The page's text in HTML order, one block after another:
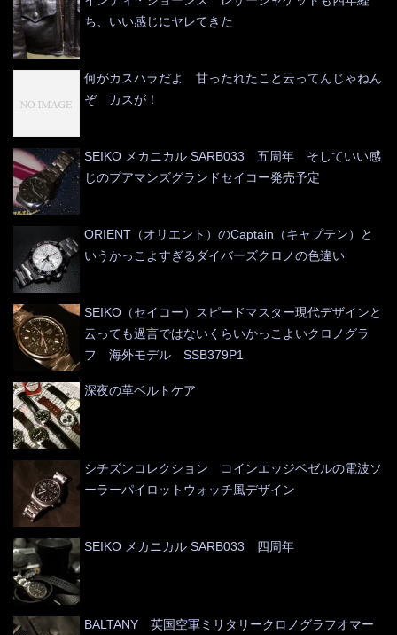
ち、いい感じにヤレてきた
何がカスハラだよ 甘ったれたこと云ってんじゃねん
ぞ カスが！
SEIKO メカニカル SARB033 五周年 そしていい感
じのプアマンズグランドセイコー発売予定
ORIENT（オリエント）のCaptain（キャプテン）と
いうかっこよすぎるダイバーズクロノの色違い
SEIKO（セイコー）スピードマスター現代デザインと
云っても過言ではないくらいかっこよいクロノグラ
フ 海外モデル SSB379P1
深夜の革ベルトケア
シチズンコレクション コインエッジベゼルの電波ソ
ーラーパイロットウォッチ風デザイン
SEIKO メカニカル SARB033 四周年
BALTANY 英国空軍ミリタリークロノグラフオマー